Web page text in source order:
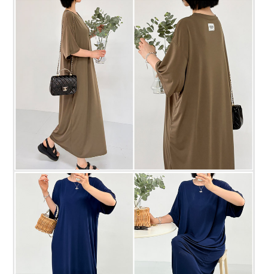
프 하세요!